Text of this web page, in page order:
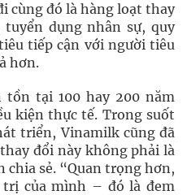
cùng đó là hàng loạt thay
dụng nhân sự, quy
tiếp cận với người tiêu
hơn.
tại 100 hay 200 năm
kiện thực tế. Trong suốt
triển, Vinamilk cũng đã
đổi này không phải là
chia sẻ. “Quan trọng hơn,
của mình – đó là đem